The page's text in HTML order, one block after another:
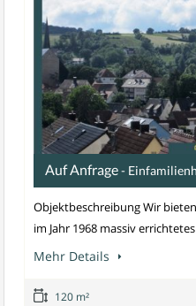
Auf Anfrage-
Objektbeschreibung Wir
im Jahr 1968 massiv
Mehr Details
120 m²